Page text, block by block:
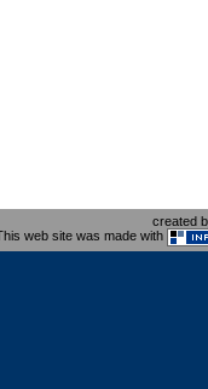
created
web site was made with